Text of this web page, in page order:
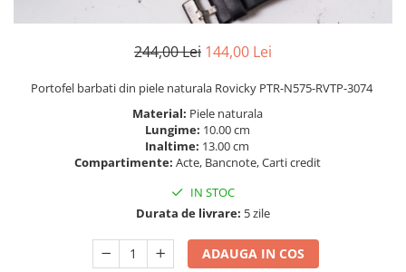
244,00 Lei 144,00 Lei
Portofel barbati din piele naturala Rovicky PTR-N575-RVTP-3074
Material: Piele naturala
Lungime: 10.00 cm
Inaltime: 13.00 cm
Compartimente: Acte, Bancnote, Carti credit
IN STOC
Durata de livrare: 5 zile
ADAUGA IN COS